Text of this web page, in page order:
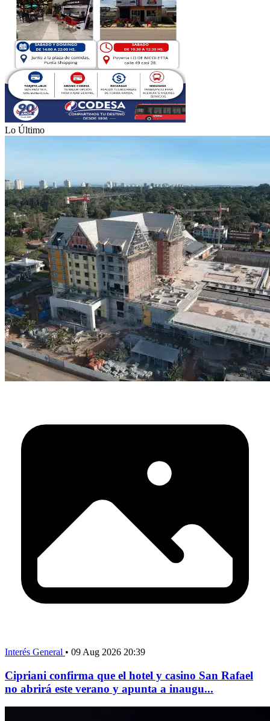
Lo Último
Interés General • 09 Aug 2026 20:39
Cipriani confirma que el hotel y casino San Rafael
no abrirá este verano y apunta a inaugu...